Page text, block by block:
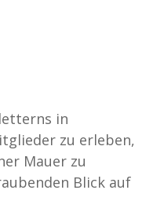
in
zu erleben,
Mauer zu
Blick auf